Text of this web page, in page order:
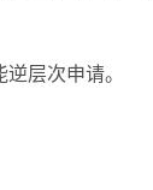
层次申请。